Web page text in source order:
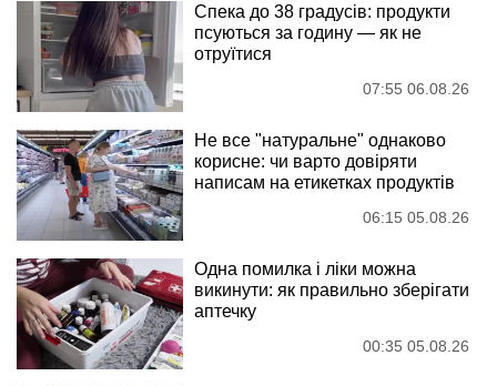
Спека до 38 градусів: продукти
псуються за годину — як не
отруїтися
07:55 06.08.26
Не все "натуральне" однаково
корисне: чи варто довіряти
написам на етикетках продуктів
06:15 05.08.26
Одна помилка і ліки можна
викинути: як правильно зберігати
аптечку
00:35 05.08.26